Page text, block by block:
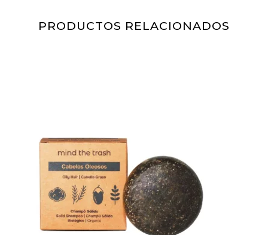
PRODUCTOS RELACIONADOS